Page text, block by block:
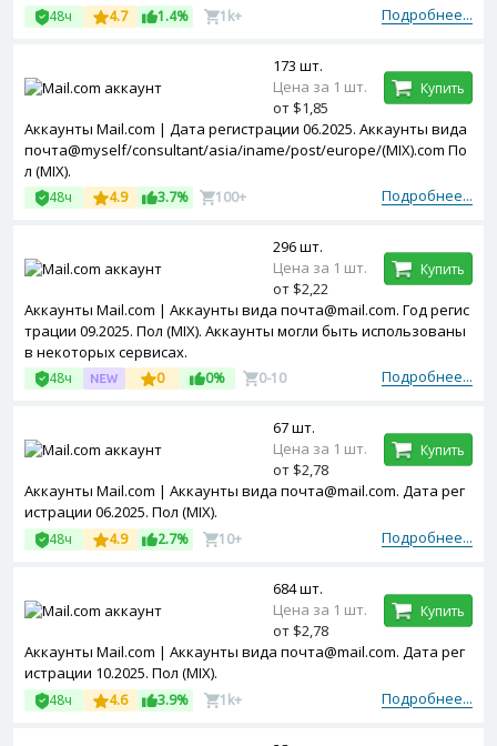
Подробнее...
48ч 4.7 1.4% 1k+
Аккаунты Mail.com | Дата регистрации 06.2025. Аккаунты вида
почта@myself/consultant/asia/iname/post/europe/(MIX).com По
л (MIX).
Подробнее...
48ч 4.9 3.7% 100+
173 шт.
Цена за 1 шт.
от $1,85
Купить
Аккаунты Mail.com | Аккаунты вида почта@mail.com. Год регис
трации 09.2025. Пол (MIX). Аккаунты могли быть использованы
в некоторых сервисах.
Подробнее...
48ч 0 0% 0-10
296 шт.
Цена за 1 шт.
от $2,22
Купить
Аккаунты Mail.com | Аккаунты вида почта@mail.com. Дата рег
истрации 06.2025. Пол (MIX).
Подробнее...
48ч 4.9 2.7% 10+
67 шт.
Цена за 1 шт.
от $2,78
Купить
Аккаунты Mail.com | Аккаунты вида почта@mail.com. Дата рег
истрации 10.2025. Пол (MIX).
Подробнее...
48ч 4.6 3.9% 1k+
684 шт.
Цена за 1 шт.
от $2,78
Купить